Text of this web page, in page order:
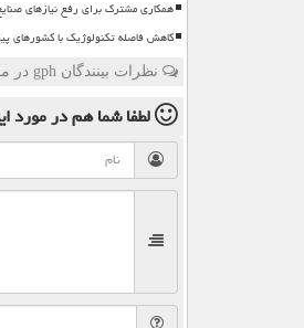
همکاری مشترک برای رفع نیازهای
کاهش فاصله تکنولوژیک با کشورهای پیشرو در 6
نظرات بینندگان gph در مورد این مطلب
لطفا شما همدر مورد